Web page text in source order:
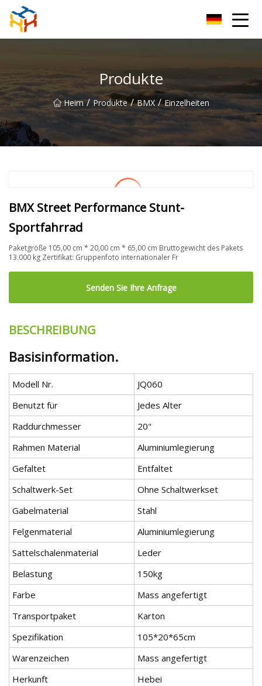
Produkte
Heim / Produkte / BMX / Einzelheiten
BMX Street Performance Stunt-
Sportfahrrad
Paketgröße 105,00 cm * 20,00 cm * 65,00 cm Bruttogewicht des Pakets
13.000 kg Zertifikat: Gruppenfoto internationaler Fr
Senden Sie Ihre Anfrage
BESCHREIBUNG
Basisinformation.
Modell Nr.
JQ060
Benutzt für
Jedes Alter
Raddurchmesser
20"
Rahmen Material
Aluminiumlegierung
Gefaltet
Entfaltet
Schaltwerk-Set
Ohne Schaltwerkset
Gabelmaterial
Stahl
Felgenmaterial
Aluminiumlegierung
Sattelschalenmaterial
Leder
Belastung
150kg
Farbe
Mass angefertigt
Transportpaket
Karton
Spezifikation
105*20*65cm
Warenzeichen
Mass angefertigt
Herkunft
Hebei